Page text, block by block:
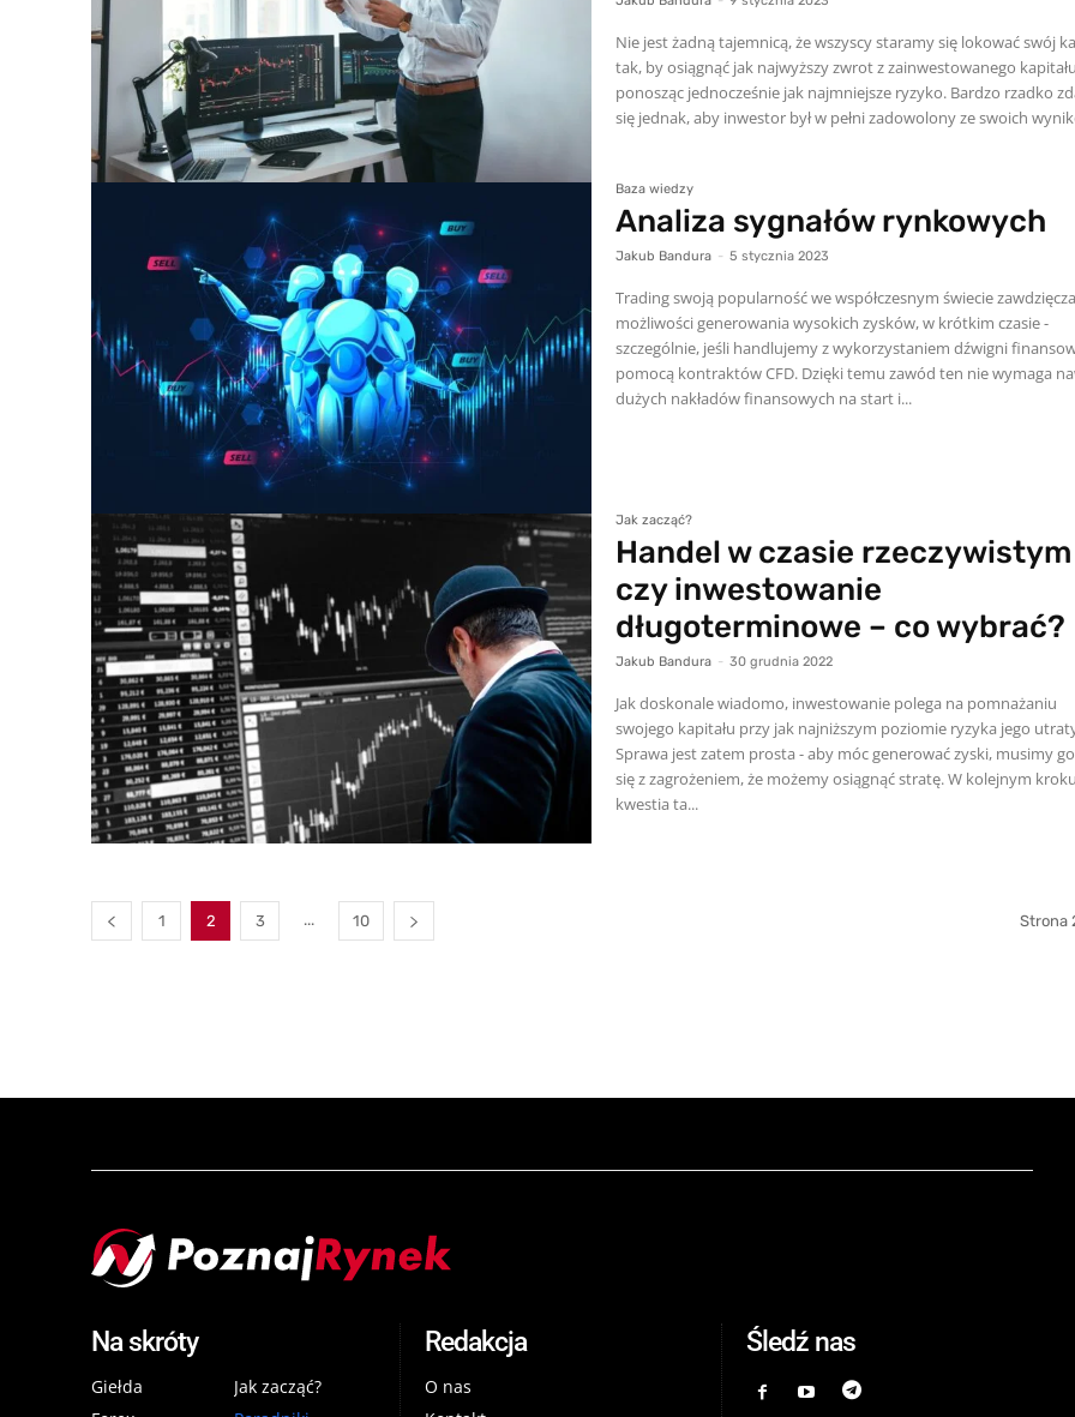
Nie jest żadną tajemnicą, że wszyscy staramy się lokować swój
tak, by osiągnąć jak najwyższy zwrot z zainwestowanego
ponosząc jednocześnie jak najmniejsze ryzyko. Bardzo rzadko
się jednak, aby inwestor był w pełni zadowolony ze swoich
Baza wiedzy
Analiza sygnałów rynkowych
Jakub Bandura - 5 stycznia 2023
Trading swoją popularność we współczesnym świecie zawdzięcza
możliwości generowania wysokich zysków, w krótkim czasie -
szczególnie, jeśli handlujemy z wykorzystaniem dźwigni
pomocą kontraktów CFD. Dzięki temu zawód ten nie wymaga
dużych nakładów finansowych na start i...
Jak zacząć?
Handel w czasie rzeczywistym
czy inwestowanie
długoterminowe – co wybrać?
Jakub Bandura - 30 grudnia 2022
Jak doskonale wiadomo, inwestowanie polega na pomnażaniu
swojego kapitału przy jak najniższym poziomie ryzyka jego
Sprawa jest zatem prosta - aby móc generować zyski, musimy
się z zagrożeniem, że możemy osiągnąć stratę. W kolejnym kroku
kwestia ta...
1 2 3 ... 10 Strona
Na skróty
Giełda
Jak zacząć?
Redakcja
O nas
Śledź nas